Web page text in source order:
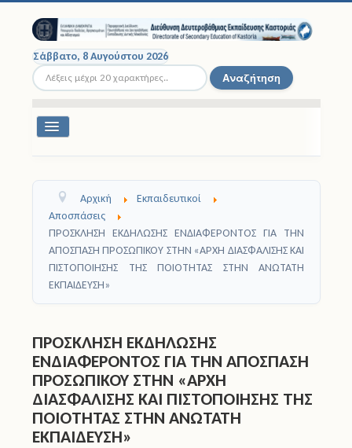
Σάββατο, 8 Αυγούστου 2026
Αναζήτηση... Αναζήτηση
Εναλλαγή
Σχολικές Μονάδες
Εκπαιδευτικοί
Μαθητές
Νομοθεσία
Άδειες
Έντυπα
Αρχική
Εκπαιδευτικοί
Αποσπάσεις
ΠΡΟΣΚΛΗΣΗ ΕΚΔΗΛΩΣΗΣ ΕΝΔΙΑΦΕΡΟΝΤΟΣ ΓΙΑ THN
ΑΠΟΣΠΑΣΗ ΠΡΟΣΩΠΙΚΟΥ ΣΤΗΝ «ΑΡΧΗ ΔΙΑΣΦΑΛΙΣΗΣ ΚΑΙ
ΠΙΣΤΟΠΟΙΗΣΗΣ ΤΗΣ ΠΟΙΟΤΗΤΑΣ ΣΤΗΝ ΑΝΩΤΑΤΗ
ΕΚΠΑΙΔΕΥΣΗ»
ΠΡΟΣΚΛΗΣΗ ΕΚΔΗΛΩΣΗΣ
ΕΝΔΙΑΦΕΡΟΝΤΟΣ ΓΙΑ THN ΑΠΟΣΠΑΣΗ
ΠΡΟΣΩΠΙΚΟΥ ΣΤΗΝ «ΑΡΧΗ
ΔΙΑΣΦΑΛΙΣΗΣ ΚΑΙ ΠΙΣΤΟΠΟΙΗΣΗΣ ΤΗΣ
ΠΟΙΟΤΗΤΑΣ ΣΤΗΝ ΑΝΩΤΑΤΗ
ΕΚΠΑΙΔΕΥΣΗ»